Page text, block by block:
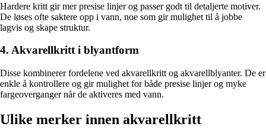
Hardere kritt gir mer presise linjer og passer godt til detaljerte motiver.
De løses ofte saktere opp i vann, noe som gir mulighet til å jobbe
lagvis og skape struktur.
4. Akvarellkritt i blyantform
Disse kombinerer fordelene ved akvarellkritt og akvarellblyanter. De er
enkle å kontrollere og gir mulighet for både presise linjer og myke
fargeoverganger når de aktiveres med vann.
Ulike merker innen akvarellkritt